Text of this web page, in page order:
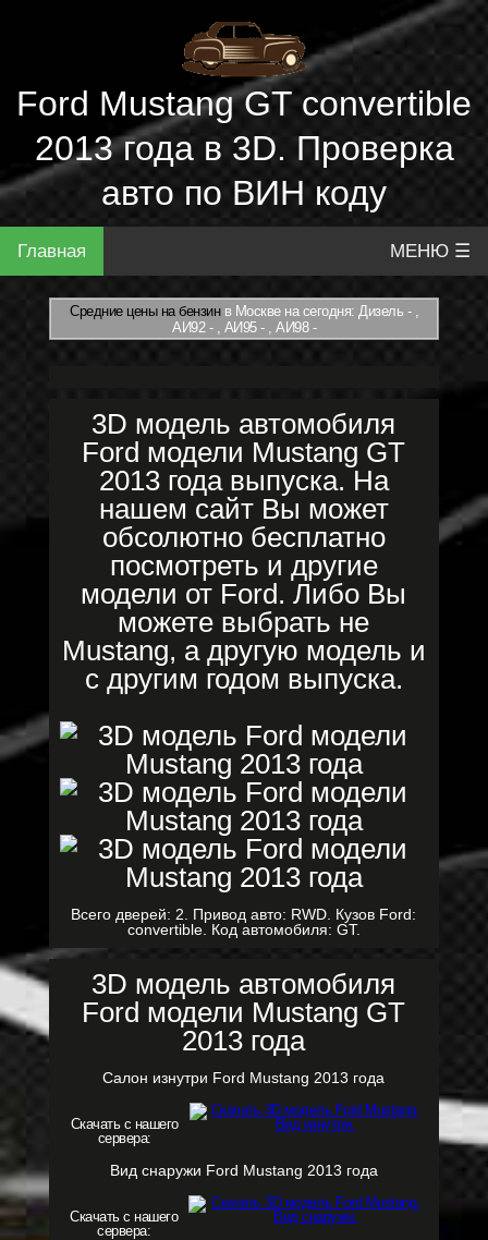
Ford Mustang GT convertible
2013 года в 3D. Проверка
авто по ВИН коду
Главная МЕНЮ ☰
Средние цены на бензинв Москве на сегодня: Дизель - ,
АИ92 - , АИ95 - , АИ98 -
3D модель автомобиля
Ford модели Mustang GT
2013 года выпуска. На
нашем сайт Вы может
обсолютно бесплатно
посмотреть и другие
модели от Ford. Либо Вы
можете выбрать не
Mustang, а другую модель и
с другим годом выпуска.
Всего дверей: 2. Привод авто: RWD. Кузов Ford:
convertible. Код автомобиля: GT.
3D модель автомобиля
Ford модели Mustang GT
2013 года
Салон изнутри Ford Mustang 2013 года
Скачать с нашего
сервера:
Вид снаружи Ford Mustang 2013 года
Скачать с нашего
сервера: